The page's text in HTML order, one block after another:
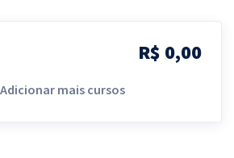
R$ 0,00
Adicionar mais cursos